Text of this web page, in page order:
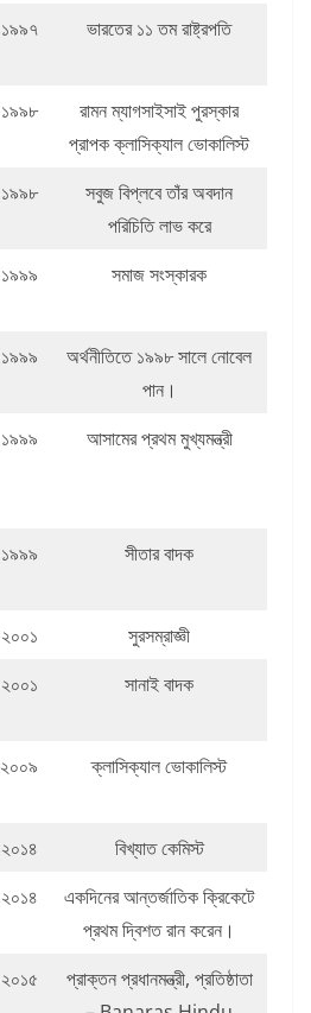
১৯৯৭ ভারতের ১১ তম রাষ্ট্রপতি
১৯৯৮
রামন ম্যাগসাইসাই পুরস্কার
প্রাপক ক্লাসিক্যাল ভোকালিস্ট
১৯৯৮
সবুজ বিপ্লবে তাঁর অবদান
পরিচিতি লাভ করে
১৯৯৯ সমাজ সংস্কারক
১৯৯৯
অর্থনীতিতে ১৯৯৮ সালে নোবেল
পান।
১৯৯৯ আসামের প্রথম মুখ্যমন্ত্রী
১৯৯৯ সীতার বাদক
২০০১
সুরসম্রাজ্ঞী
২০০১ সানাই বাদক
২০০৯ ক্লাসিক্যাল ভোকালিস্ট
২০১৪
বিখ্যাত কেমিস্ট
২০১৪
একদিনের আন্তর্জাতিক ক্রিকেটে
প্রথম দ্বিশত রান করেন।
২০১৫
প্রাক্তন প্রধানমন্ত্রী, প্রতিষ্ঠাতা